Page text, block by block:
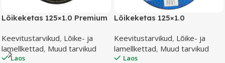
Lõikeketas 125×1.0 Premium
Keevitustarvikud, Lõike- ja
lamellkettad, Muud tarvikud
Laos
Lõikeketas 125×1.0
Keevitustarvikud, Lõike- ja
lamellkettad, Muud tarvikud
Laos